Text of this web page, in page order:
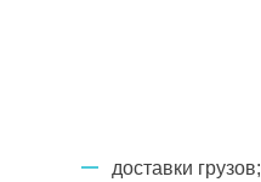
доставки грузов;